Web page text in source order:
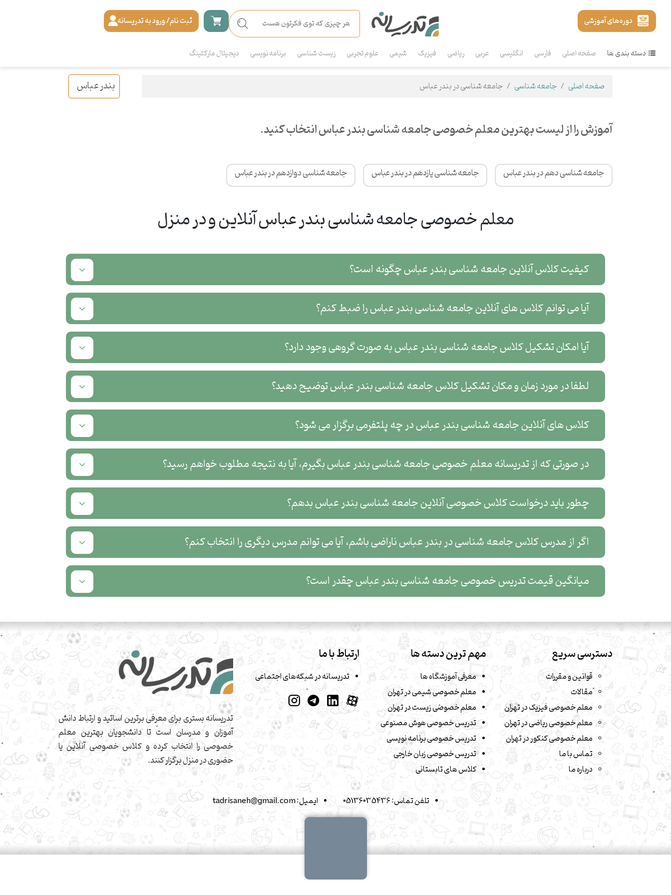
دوره‌های آموزشی ثبت نام/ ورود به تدریسانه
دسته بندی ها صفحه اصلی فارسی انگلیسی عربی ریاضی فیزیک شیمی علوم تجربی زیست شناسی برنامه نویسی دیجیتال مارکتینگ
صفحه اصلی جامعه شناسی جامعه شناسی در بندر عباس بندر عباس
آموزش را از لیست بهترین معلم خصوصی جامعه شناسی بندر عباس انتخاب کنید.
جامعه شناسی دهم در بندر عباس جامعه شناسی یازدهم در بندر عباس جامعه شناسی دوازدهم در بندر عباس
معلم خصوصی جامعه شناسی بندر عباس آنلاین و در منزل
کیفیت کلاس آنلاین جامعه شناسی بندر عباس چگونه است؟
آیا می توانم کلاس های آنلاین جامعه شناسی بندر عباس را ضبط کنم؟
آیا امکان تشکیل کلاس جامعه شناسی بندر عباس به صورت گروهی وجود دارد؟
لطفا در مورد زمان و مکان تشکیل کلاس جامعه شناسی بندر عباس توضیح دهید؟
کلاس های آنلاین جامعه شناسی بندر عباس در چه پلتفرمی برگزار می شود؟
در صورتی که از تدریسانه معلم خصوصی جامعه شناسی بندر عباس بگیرم، آیا به نتیجه مطلوب خواهم رسید؟
چطور باید درخواست کلاس خصوصی آنلاین جامعه شناسی بندر عباس بدهم؟
اگر از مدرس کلاس جامعه شناسی در بندر عباس ناراضی باشم، آیا می توانم مدرس دیگری را انتخاب کنم؟
میانگین قیمت تدریس خصوصی جامعه شناسی بندر عباس چقدر است؟
دسترسی سریع
قوانین و مقررات
مقالات
معلم خصوصی فیزیک در تهران
معلم خصوصی ریاضی در تهران
معلم خصوصی کنکور در تهران
تماس با ما
درباره ما
مهم ترین دسته ها
معرفی آموزشگاه ها
معلم خصوصی شیمی در تهران
معلم خصوصی زیست در تهران
تدریس خصوصی هوش مصنوعی
تدریس خصوصی برنامه نویسی
تدریس خصوصی زبان خارجی
کلاس های تابستانی
ارتباط با ما
تدریسانه در شبکه‌های اجتماعی
تدریسانه بستری برای معرفی برترین اساتید و ارتباط دانش
آموزان و مدرسان است تا دانشجویان بهترین معلم
خصوصی را انتخاب کرده و کلاس خصوصی آنلاین یا
حضوری در منزل برگزار کنند.
تلفن تماس:05136035436 ایمیل:tadrisaneh@gmail.com